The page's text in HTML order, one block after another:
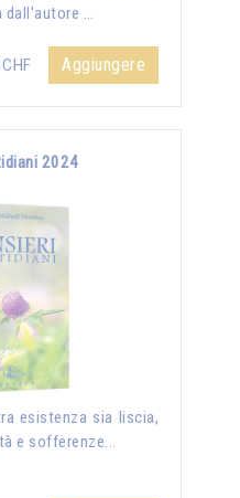
dall'autore …
Aggiungere
2024
esistenza sia liscia,
e sofferenze...